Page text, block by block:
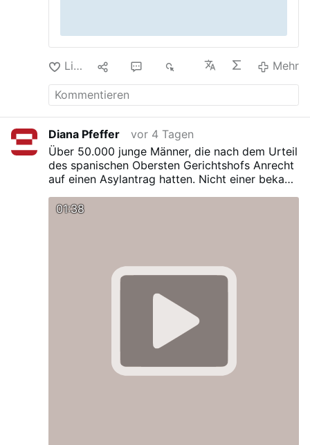
Like Mehr
Diana Pfeffer
vor 4 Tagen
Über 50.000 junge Männer, die nach dem Urteil
des spanischen Obersten Gerichtshofs Anrecht
auf einen Asylantrag hatten. Nicht einer bekam
Man sortierte sie nach Willkür aus. Man
01:38